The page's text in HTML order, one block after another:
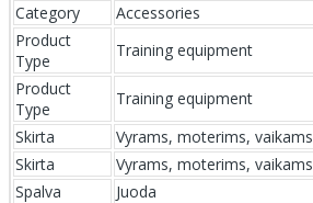
Category
Accessories
Product
Type
Training equipment
Product
Type
Training equipment
Skirta
Vyrams, moterims, vaikams
Skirta
Vyrams, moterims, vaikams
Spalva
Juoda